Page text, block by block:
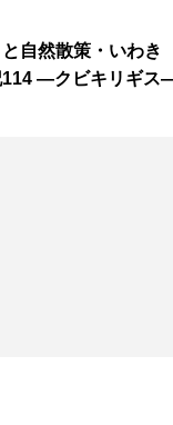
自然散策・いわき
114 ―クビキリギス